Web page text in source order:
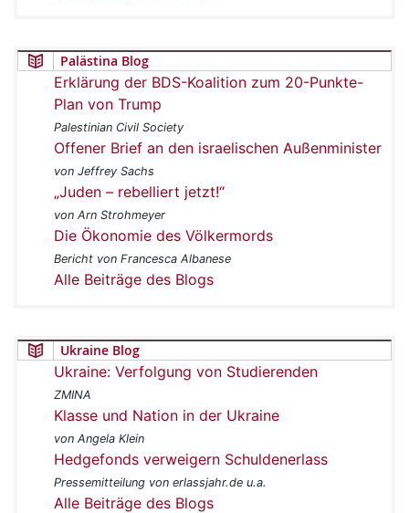
Palästina Blog
Erklärung der BDS-Koalition zum 20-Punkte-
Plan von Trump
Palestinian Civil Society
Offener Brief an den israelischen Außenminister
von Jeffrey Sachs
„Juden – rebelliert jetzt!“
von Arn Strohmeyer
Die Ökonomie des Völkermords
Bericht von Francesca Albanese
Alle Beiträge des Blogs
Ukraine Blog
Ukraine: Verfolgung von Studierenden
ZMINA
Klasse und Nation in der Ukraine
von Angela Klein
Hedgefonds verweigern Schuldenerlass
Pressemitteilung von erlassjahr.de u.a.
Alle Beiträge des Blogs